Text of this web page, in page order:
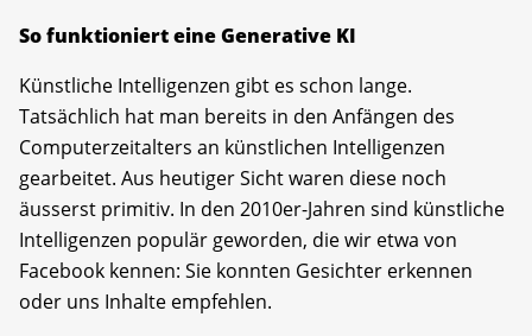
So funktioniert eine Generative KI
Künstliche Intelligenzen gibt es schon lange.
Tatsächlich hat man bereits in den Anfängen des
Computerzeitalters an künstlichen Intelligenzen
gearbeitet. Aus heutiger Sicht waren diese noch
äusserst primitiv. In den 2010er-Jahren sind künstliche
Intelligenzen populär geworden, die wir etwa von
Facebook kennen: Sie konnten Gesichter erkennen
oder uns Inhalte empfehlen.